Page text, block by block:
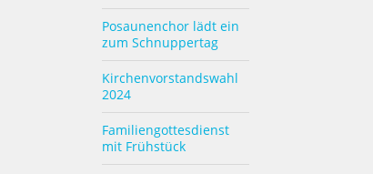
Posaunenchor lädt ein
zum Schnuppertag
Kirchenvorstandswahl
2024
Familiengottesdienst
mit Frühstück